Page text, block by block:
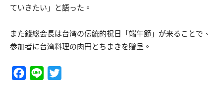
ていきたい」と語った。
また錢総会長は台湾の伝統的祝日「端午節」が来ることで、
参加者に台湾料理の肉円とちまきを贈呈。
Facebook
Line